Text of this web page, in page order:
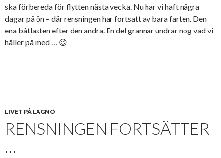
ska förbereda för flytten nästa vecka. Nu har vi haft några
dagar på ön – där rensningen har fortsatt av bara farten. Den
ena båtlasten efter den andra. En del grannar undrar nog vad vi
håller på med … 😉
LIVET PÅ LAGNÖ
RENSNINGEN FORTSÄTTER
…